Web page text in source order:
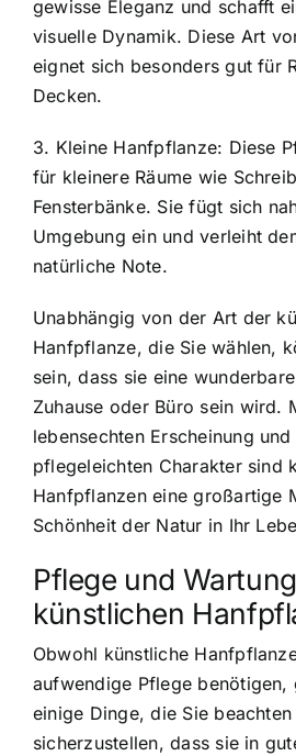
gewisse Eleganz und schafft
visuelle Dynamik. Diese Art
eignet sich besonders gut für
Decken.
3. Kleine Hanfpflanze: Diese
für kleinere Räume wie
Fensterbänke. Sie fügt sich
Umgebung ein und verleiht
natürliche Note.
Unabhängig von der Art der
Hanfpflanze, die Sie wählen,
sein, dass sie eine
Zuhause oder Büro sein wird.
lebensechten Erscheinung und
pflegeleichten Charakter sind
Hanfpflanzen eine großartige
Schönheit der Natur in Ihr
Pflege und
künstlichen
Obwohl künstliche
aufwendige Pflege benötigen,
einige Dinge, die Sie
sicherzustellen, dass sie in